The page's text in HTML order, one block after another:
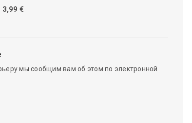
3,99 €
мы сообщим вам об этом по электронной